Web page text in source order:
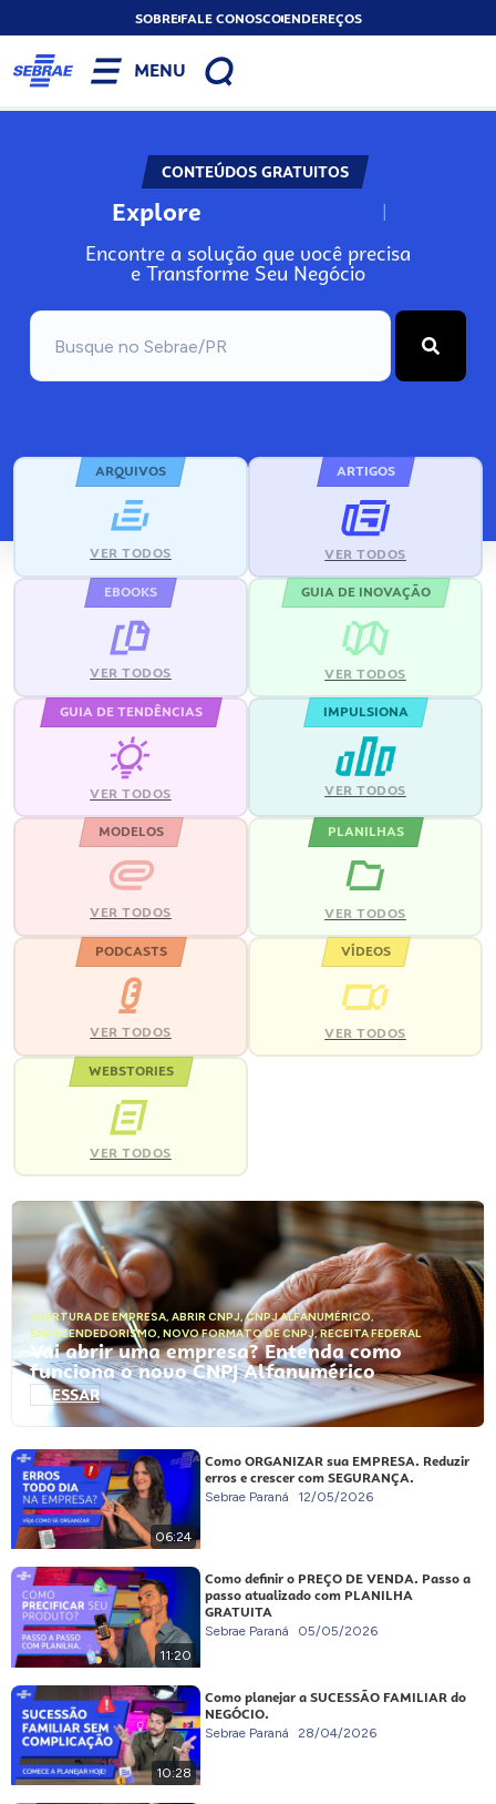
SOBREFALE CONOSCOENDEREÇOS
MENU
CONTEÚDOS GRATUITOS
Explore N
Encontre a solução que você precisa
e Transforme Seu Negócio
ARQUIVOS
VER TODOS
ARTIGOS
VER TODOS
EBOOKS
VER TODOS
GUIA DE INOVAÇÃO
VER TODOS
GUIA DE TENDÊNCIAS
VER TODOS
IMPULSIONA
VER TODOS
MODELOS
VER TODOS
PLANILHAS
VER TODOS
PODCASTS
VER TODOS
VÍDEOS
VER TODOS
WEBSTORIES
VER TODOS
ABERTURA DE EMPRESA, ABRIR CNPJ,CNPJ ALFANUMÉRICO,
EMPREENDEDORISMO, NOVO FORMATO DE CNPJ,RECEITA FEDERAL
Vai abrir uma empresa? Entenda como
funciona o novo CNPJ Alfanumérico
ACESSAR
06:24
Como ORGANIZAR sua EMPRESA. Reduzir
erros e crescer com SEGURANÇA.
Sebrae Paraná 12/05/2026
11:20
Como definir o PREÇO DE VENDA. Passo a
passo atualizado com PLANILHA
GRATUITA
Sebrae Paraná 05/05/2026
10:28
Como planejar a SUCESSÃO FAMILIAR do
NEGÓCIO.
Sebrae Paraná 28/04/2026